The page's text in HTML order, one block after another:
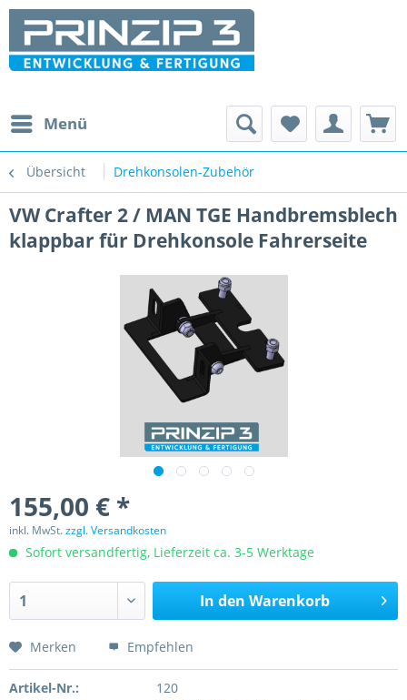
Menü
Übersicht Drehkonsolen-Zubehör
VW Crafter 2 / MAN TGE Handbremsblech
klappbar für Drehkonsole Fahrerseite
155,00 € *
inkl. MwSt.zzgl. Versandkosten
Sofort versandfertig, Lieferzeit ca. 3-5 Werktage
In den Warenkorb
Merken Empfehlen
Artikel-Nr.:
120